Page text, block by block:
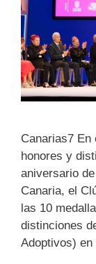
Canarias7 En
honores y
aniversario
Canaria, el
las 10
distinciones
Adoptivos)